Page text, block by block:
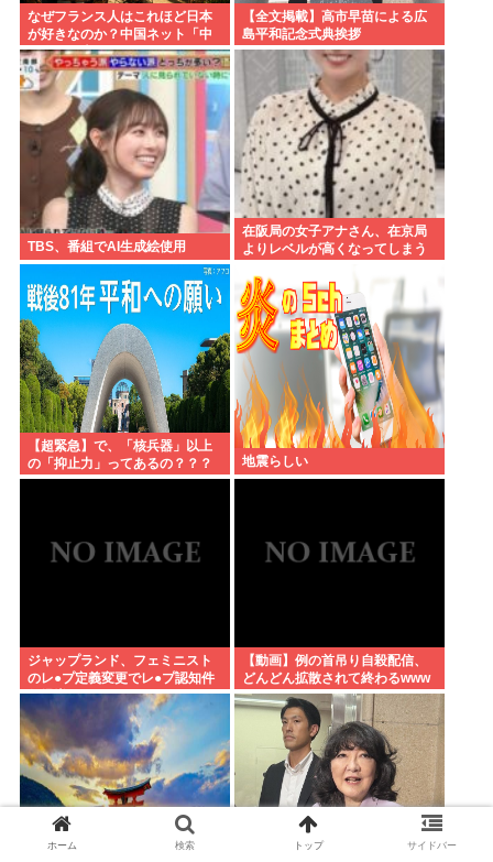
なぜフランス人はこれほど日本
が好きなのか？中国ネット「中
国人も日本が好き」
【全文掲載】高市早苗による広
島平和記念式典挨拶
TBS、番組でAI生成絵使用
在阪局の女子アナさん、在京局
よりレベルが高くなってしまう
【超緊急】で、「核兵器」以上
の「抑止力」ってあるの？？？
www
地震らしい
ジャップランド、フェミニスト
のレ●プ定義変更でレ●プ認知件
数爆増www
【動画】例の首吊り自殺配信、
どんどん拡散されて終わるwww
ホーム 検索 トップ サイドバー